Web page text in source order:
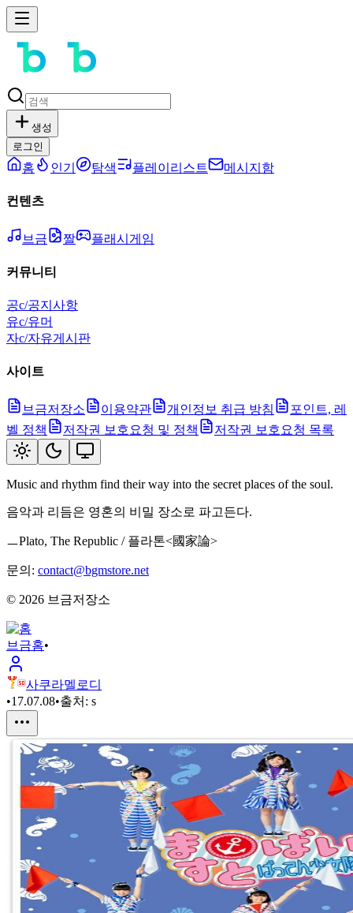
생성
로그인
홈 인기 탐색 플레이리스트 메시지함
컨텐츠
브금 짤 플래시게임
커뮤니티
공c/공지사항
유c/유머
자c/자유게시판
사이트
브금저장소 이용약관 개인정보 취급 방침
포인트, 레
벨 정책
저작권 보호요청 및 정책 저작권 보호요청 목록
Music and rhythm find their way into the secret places of the soul.
음악과 리듬은 영혼의 비밀 장소로 파고든다.
ㅡPlato, The Republic / 플라톤<國家論>
문의: contact@bgmstore.net
© 2026 브금저장소
브금홈•
사쿠라멜로디
•17.07.08•출처: s